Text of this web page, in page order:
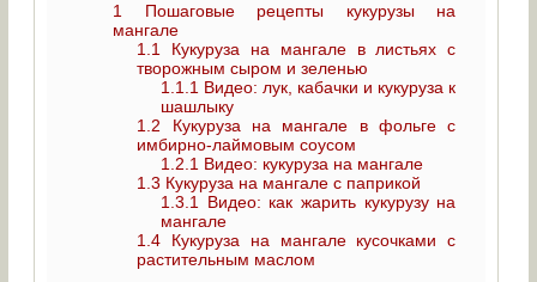
1
Пошаговые рецепты кукурузы на
мангале
1.1
Кукуруза на мангале в листьях с
творожным сыром и зеленью
1.1.1 Видео: лук, кабачки и кукуруза к
шашлыку
1.2 Кукуруза на мангале в фольге с
имбирно-лаймовым соусом
1.2.1 Видео: кукуруза на мангале
1.3 Кукуруза на мангале с паприкой
1.3.1
Видео: как жарить кукурузу на
мангале
1.4 Кукуруза на мангале кусочками с
растительным маслом